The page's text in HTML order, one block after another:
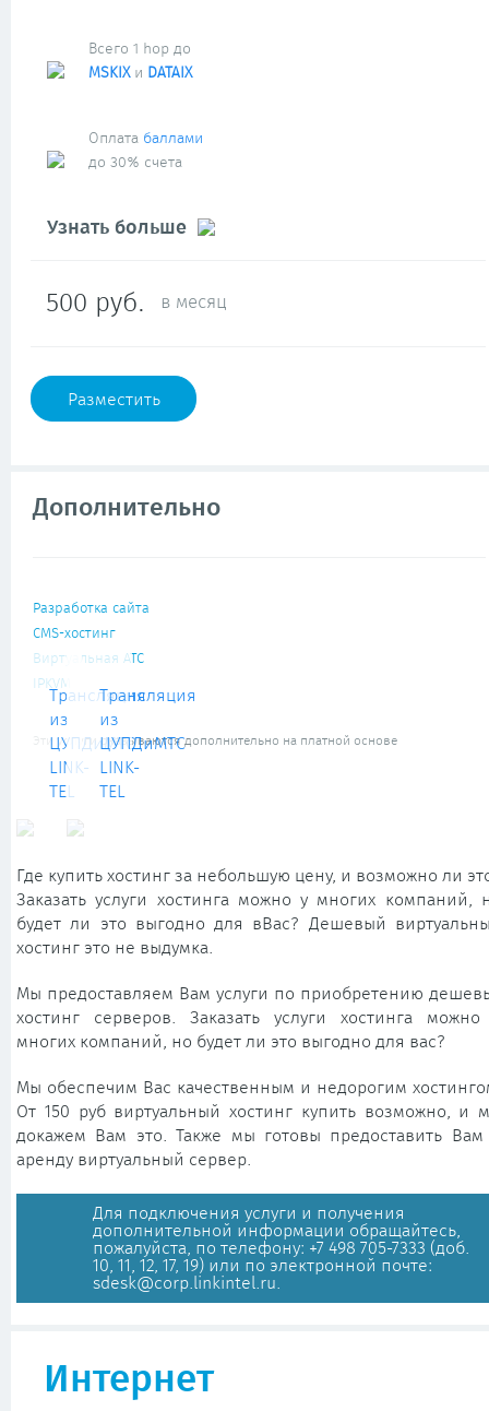
Всего 1 hop до
MSKIXи DATAIX
Оплата баллами
до 30% счета
Узнать больше
500 руб. в месяц
Разместить
Дополнительно
Разработка сайта
CMS-хостинг
Виртуальная АТС
IPKVM
Эти услуги оказываются дополнительно на платной основе
Трансляция
из
ЦУПДиМТС
LINK-
TEL
Трансляция
из
ЦУПДиМТС
LINK-
TEL
Где купить хостинг за небольшую цену, и возможно ли
Заказать услуги хостинга можно у многих компаний,
будет ли это выгодно для вВас? Дешевый
хостинг это не выдумка.
Мы предоставляем Вам услуги по приобретению
хостинг серверов. Заказать услуги хостинга
многих компаний, но будет ли это выгодно для вас?
Мы обеспечим Вас качественным и недорогим
От 150 руб виртуальный хостинг купить возможно, и
докажем Вам это. Также мы готовы предоставить
аренду виртуальный сервер.
Для подключения услуги и получения
дополнительной информации обращайтесь,
пожалуйста, по телефону: +7 498 705-7333 (доб.
10, 11, 12, 17, 19) или по электронной почте:
sdesk@corp.linkintel.ru
Интернет